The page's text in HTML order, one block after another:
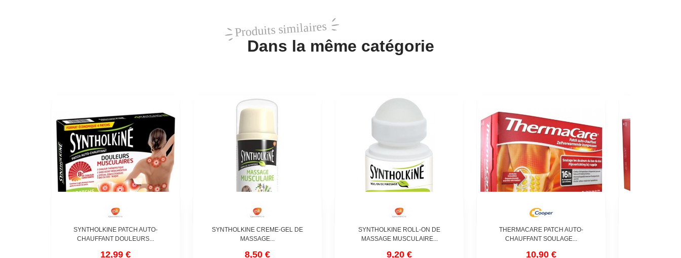
Produits similaires
Dans la même catégorie
SYNTHOLKINE PATCH AUTO-
CHAUFFANT DOULEURS...
12,99 €
SYNTHOLKINE CREME-GEL DE
MASSAGE...
8,50 €
SYNTHOLKINE ROLL-ON DE
MASSAGE MUSCULAIRE...
9,20 €
THERMACARE PATCH AUTO-
CHAUFFANT SOULAGE...
10,90 €